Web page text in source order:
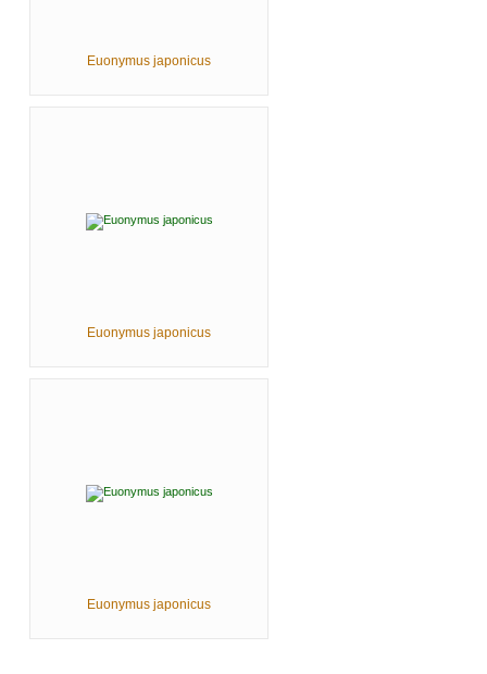
Euonymus japonicus
Euonymus japonicus
Euonymus japonicus